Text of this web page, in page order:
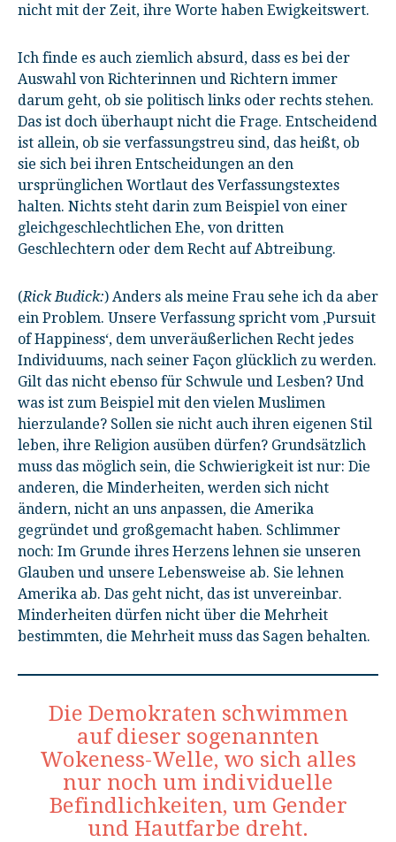
nicht mit der Zeit, ihre Worte haben Ewigkeitswert.
Ich finde es auch ziemlich absurd, dass es bei der
Auswahl von Richterinnen und Richtern immer
darum geht, ob sie politisch links oder rechts stehen.
Das ist doch überhaupt nicht die Frage. Entscheidend
ist allein, ob sie verfassungstreu sind, das heißt, ob
sie sich bei ihren Entscheidungen an den
ursprünglichen Wortlaut des Verfassungstextes
halten. Nichts steht darin zum Beispiel von einer
gleichgeschlechtlichen Ehe, von dritten
Geschlechtern oder dem Recht auf Abtreibung.
(Rick Budick:) Anders als meine Frau sehe ich da aber
ein Problem. Unsere Verfassung spricht vom ‚Pursuit
of Happiness‘, dem unveräußerlichen Recht jedes
Individuums, nach seiner Façon glücklich zu werden.
Gilt das nicht ebenso für Schwule und Lesben? Und
was ist zum Beispiel mit den vielen Muslimen
hierzulande? Sollen sie nicht auch ihren eigenen Stil
leben, ihre Religion ausüben dürfen? Grundsätzlich
muss das möglich sein, die Schwierigkeit ist nur: Die
anderen, die Minderheiten, werden sich nicht
ändern, nicht an uns anpassen, die Amerika
gegründet und großgemacht haben. Schlimmer
noch: Im Grunde ihres Herzens lehnen sie unseren
Glauben und unsere Lebensweise ab. Sie lehnen
Amerika ab. Das geht nicht, das ist unvereinbar.
Minderheiten dürfen nicht über die Mehrheit
bestimmten, die Mehrheit muss das Sagen behalten.
Die Demokraten schwimmen
auf dieser sogenannten
Wokeness-Welle, wo sich alles
nur noch um individuelle
Befindlichkeiten, um Gender
und Hautfarbe dreht.